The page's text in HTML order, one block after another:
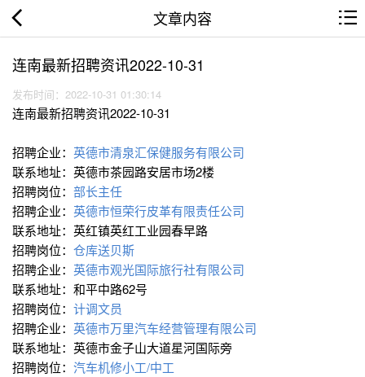
文章内容
连南最新招聘资讯2022-10-31
发布时间：2022-10-31 01:30:14
连南最新招聘资讯2022-10-31
招聘企业： 英德市清泉汇保健服务有限公司
联系地址：英德市茶园路安居市场2楼
招聘岗位： 部长主任
招聘企业： 英德市恒荣行皮革有限责任公司
联系地址：英红镇英红工业园春早路
招聘岗位： 仓库送贝斯
招聘企业： 英德市观光国际旅行社有限公司
联系地址：和平中路62号
招聘岗位： 计调文员
招聘企业： 英德市万里汽车经营管理有限公司
联系地址：英德市金子山大道星河国际旁
招聘岗位： 汽车机修小工/中工